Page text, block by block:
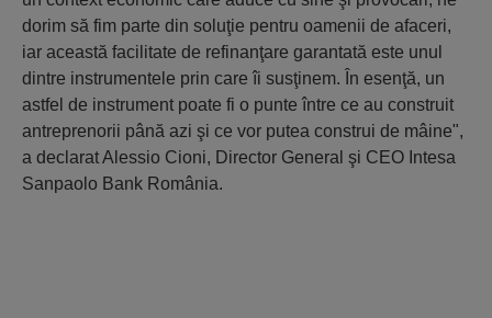
dorim să fim parte din soluţie pentru oamenii de afaceri,
iar această facilitate de refinanţare garantată este unul
dintre instrumentele prin care îi susţinem. În esenţă, un
astfel de instrument poate fi o punte între ce au construit
antreprenorii până azi şi ce vor putea construi de mâine",
a declarat Alessio Cioni, Director General şi CEO Intesa
Sanpaolo Bank România.